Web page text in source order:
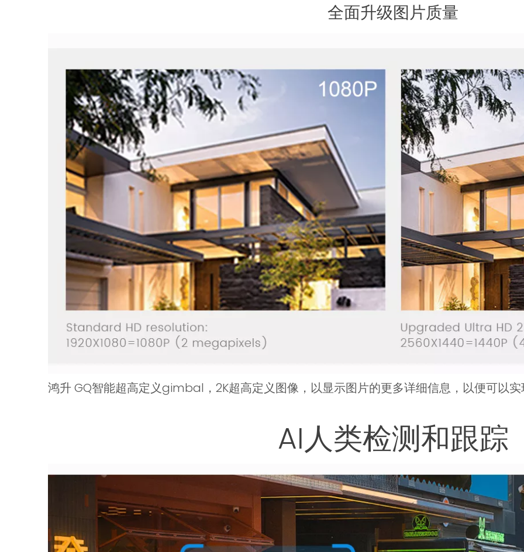
全面升级图片质量
鸿升 GQ智能超高定义gimbal，2K超高定义图像，以显示图片的更多详细信息，以便可以
AI人类检测和跟踪